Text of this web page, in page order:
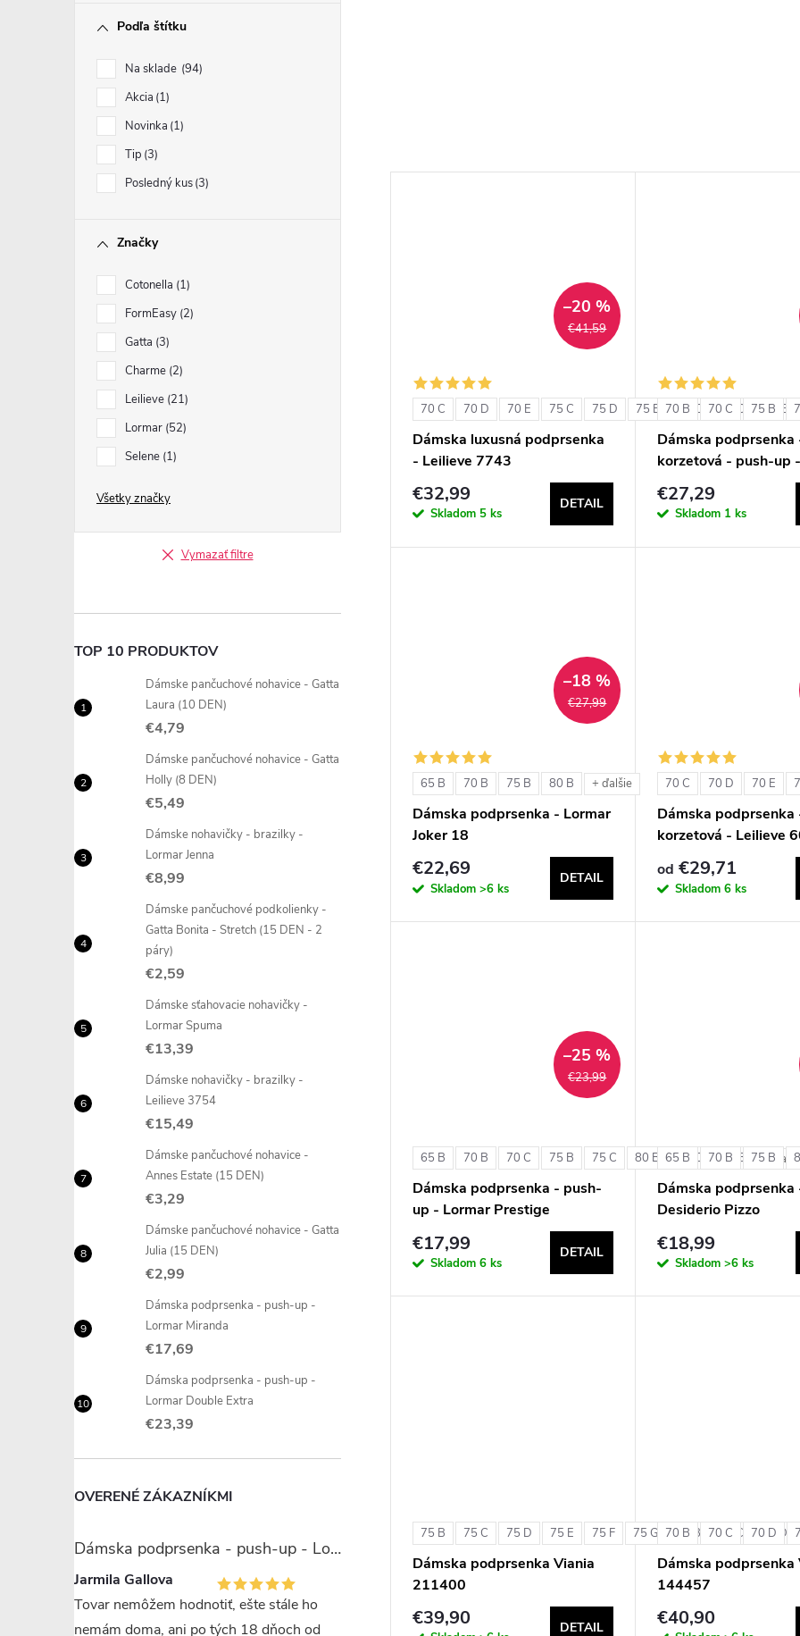
Podľa štítku
Na sklade 94
Akcia 1
Novinka 1
Tip 3
Posledný kus 3
Značky
Cotonella 1
FormEasy 2
Gatta 3
Charme 2
Leilieve 21
Lormar 52
Selene 1
Všetky značky
Vymazať filtre
TOP 10 PRODUKTOV
Dámske pančuchové nohavice - Gatta
Laura (10 DEN)
€4,79
Dámske pančuchové nohavice - Gatta
Holly (8 DEN)
€5,49
Dámske nohavičky - brazilky -
Lormar Jenna
€8,99
Dámske pančuchové podkolienky -
Gatta Bonita - Stretch (15 DEN - 2
páry)
€2,59
Dámske sťahovacie nohavičky -
Lormar Spuma
€13,39
Dámske nohavičky - brazilky -
Leilieve 3754
€15,49
Dámske pančuchové nohavice -
Annes Estate (15 DEN)
€3,29
Dámske pančuchové nohavice - Gatta
Julia (15 DEN)
€2,99
Dámska podprsenka - push-up -
Lormar Miranda
€17,69
Dámska podprsenka - push-up -
Lormar Double Extra
€23,39
OVERENÉ ZÁKAZNÍKMI
Dámska podprsenka - push-up - Lormar Miranda
Jarmila Gallova
Tovar nemôžem hodnotiť, ešte stále ho
nemám doma, ani po tých 18 dňoch od
€41,59
–20 %
70 C 70 D 70 E 75 C 75 D 75 E 80 C 80 D 80 E
Dámska luxusná podprsenka
- Leilieve 7743
€32,99
Skladom 5 ks
DETAIL
70 B 70 C 75 B
Dámska podprsenka
korzetová - push-up
1580
€27,29
Skladom 1 ks
€27,99
–18 %
65 B 70 B 75 B 80 B + ďalšie
Dámska podprsenka - Lormar
Joker 18
€22,69
Skladom >6 ks
DETAIL
70 C 70 D 70 E
Dámska podprsenka
korzetová - Leilieve
od €29,71
Skladom6 ks
€23,99
–25 %
65 B 70 B 70 C 75 B 75 C 80 B 80 C 85 B +
Dámska podprsenka - push-
up - Lormar Prestige
€17,99
Skladom 6 ks
DETAIL
65 B 70 B 75 B
Dámska podprsenka
Desiderio Pizzo
€18,99
Skladom>6 ks
75 B 75 C 75 D 75 E 75 F 75 G 80 B 80 C 80 D
Dámska podprsenka Viania
211400
€39,90 DETAIL
70 B 70 C 70 D
Dámska podprsenka
144457
€40,90